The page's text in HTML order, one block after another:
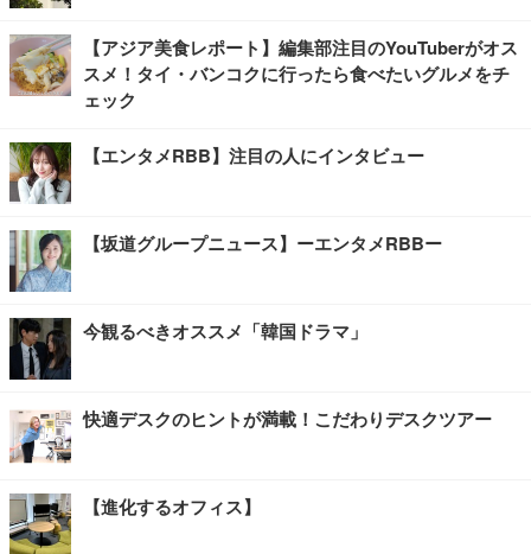
【アジア美食レポート】編集部注目のYouTuberがオス
スメ！タイ・バンコクに行ったら食べたいグルメをチ
ェック
【エンタメRBB】注目の人にインタビュー
【坂道グループニュース】ーエンタメRBBー
今観るべきオススメ「韓国ドラマ」
快適デスクのヒントが満載！こだわりデスクツアー
【進化するオフィス】